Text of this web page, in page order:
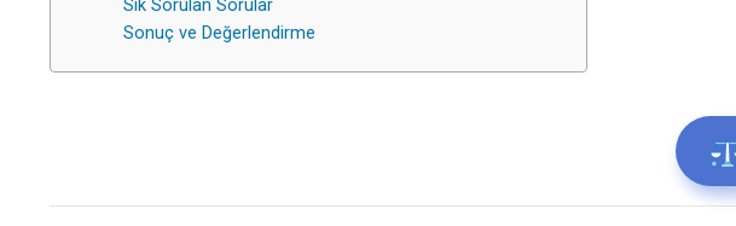
Sık Sorulan Sorular
Sonuç ve Değerlendirme